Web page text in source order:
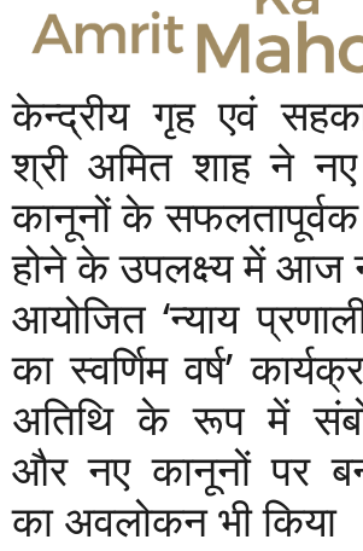
केन्द्रीय गृह एवं
श्री अमित शाह ने
कानूनों के सफलतापूर्वक
होने के उपलक्ष्य में आज
आयोजित ‘न्याय
का स्वर्णिम वर्ष’
अतिथि के रूप में
और नए कानूनों पर
का अवलोकन भी किया